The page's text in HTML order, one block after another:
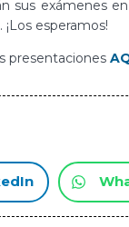
exámenes
esperamos!
presentaciones